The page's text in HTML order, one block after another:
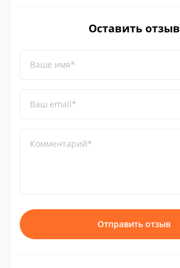
Оставить отзыв
Ваше имя*
Ваш email*
Комментарий*
Отправить отзыв